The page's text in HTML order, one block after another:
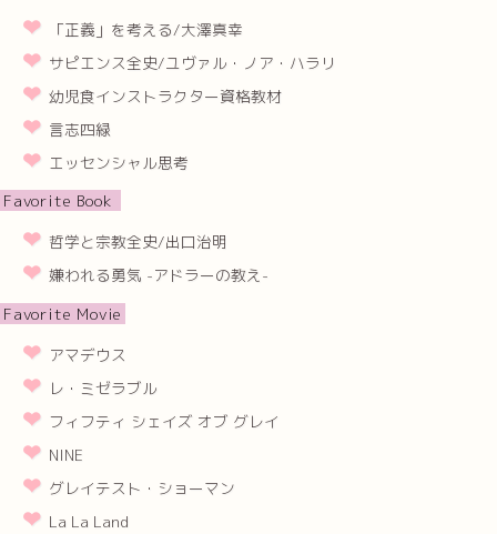
「正義」を考える/大澤真幸
サピエンス全史/ユヴァル・ノア・ハラリ
幼児食インストラクター資格教材
言志四緑
エッセンシャル思考
Favorite Book
哲学と宗教全史/出口治明
嫌われる勇気 -アドラーの教え-
Favorite Movie
アマデウス
レ・ミゼラブル
フィフティ シェイズ オブ グレイ
NINE
グレイテスト・ショーマン
La La Land